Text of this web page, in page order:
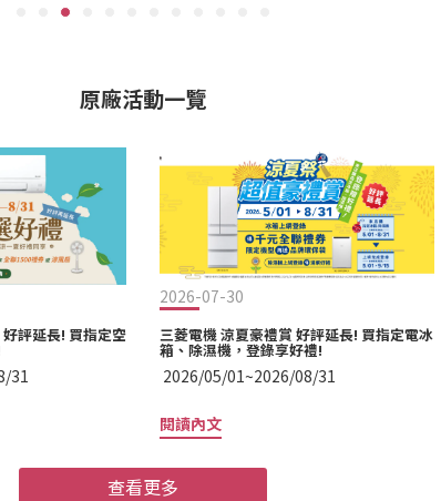
原廠活動一覽
評延長! 買指定空
31
2026-07-30
三菱電機 涼夏豪禮賞 好評延長! 買指定電冰
箱、除濕機，登錄享好禮!
2026/05/01~2026/08/31
閱讀內文
查看更多